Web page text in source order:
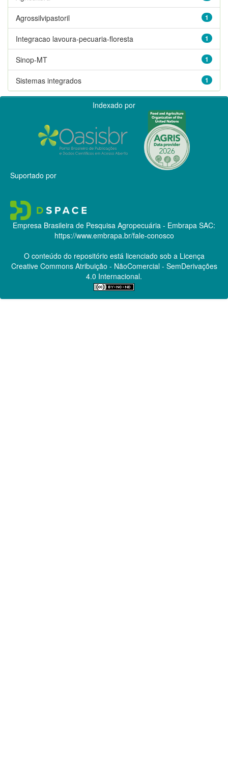
1
Agrossilvipastoril
1
Integracao lavoura-pecuaria-floresta
1
Sinop-MT
1
Sistemas integrados
Indexado por
Suportado por
Empresa Brasileira de Pesquisa Agropecuária - Embrapa SAC:
https://www.embrapa.br/fale-conosco
O conteúdo do repositório está licenciado sob a Licença
Creative CommonsAtribuição - NãoComercial - SemDerivações
4.0 Internacional.